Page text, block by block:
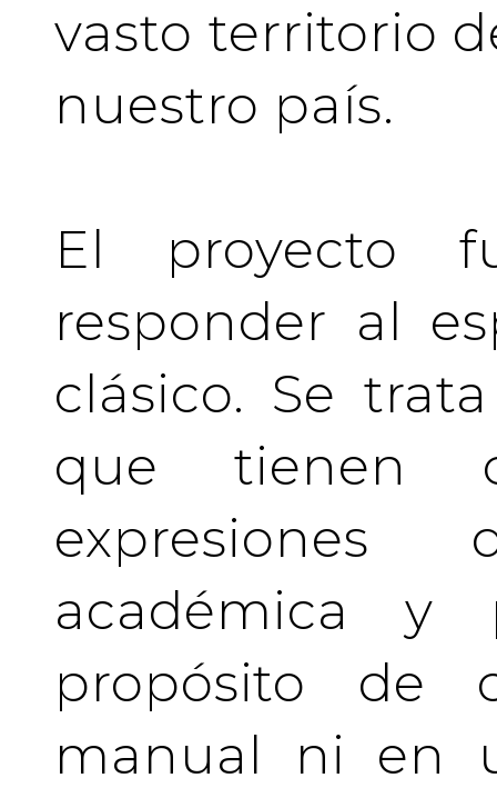
vasto territorio
nuestro país.
El proyecto
responder al
clásico. Se
que tienen
académica y
propósito de
manual ni en